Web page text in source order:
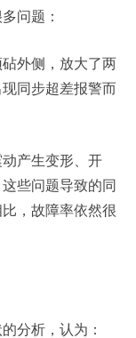
问题：
外侧，放大了两
同步超差报警而
产生变形、开
些问题导致的同
，故障率依然很
分析，认为：